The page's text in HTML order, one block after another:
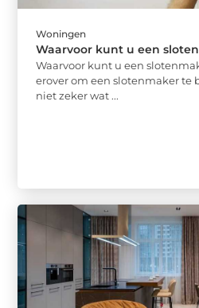
Woningen
Waarvoor kunt u een
Waarvoor kunt u een
erover om een slotenmaker te
niet zeker wat ...